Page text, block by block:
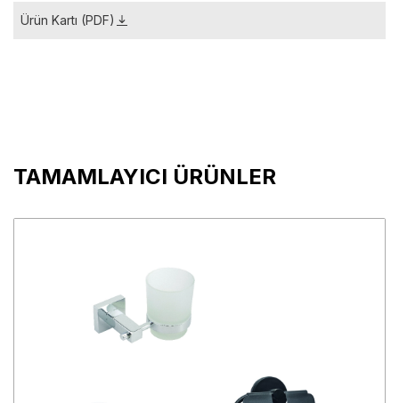
Ürün Kartı (PDF)
TAMAMLAYICI ÜRÜNLER